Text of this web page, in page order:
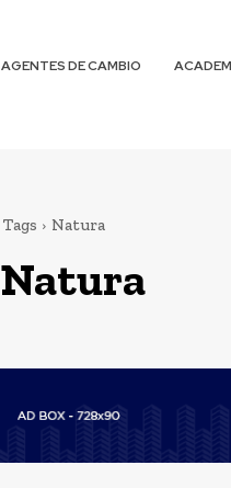
AGENTES DE CAMBIO
Tags Natura
Natura